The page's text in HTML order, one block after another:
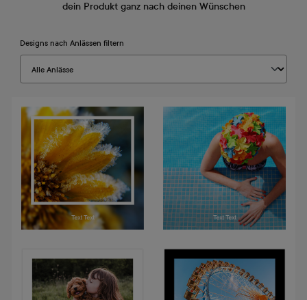
dein Produkt ganz nach deinen Wünschen
Designs nach Anlässen filtern